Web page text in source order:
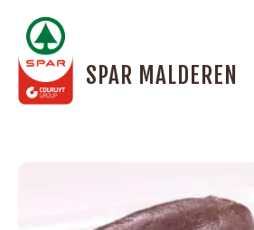
SPAR MALDEREN